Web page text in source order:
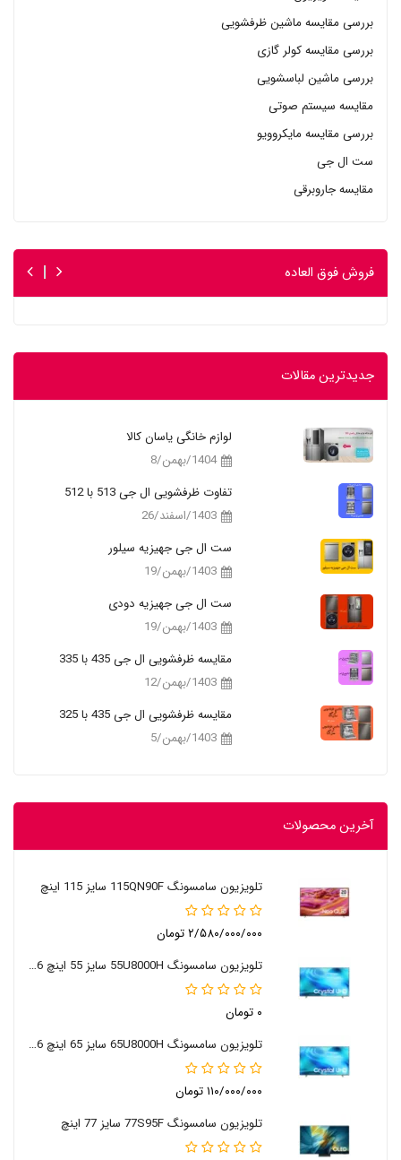
بررسی مقایسه ماشین ظرفشویی
بررسی مقایسه کولر گازی
بررسی ماشین لباسشویی
مقایسه سیستم صوتی
بررسی مقایسه مایکروویو
ست ال جی
مقایسه جاروبرقی
فروش فوق العاده
جدیدترین مقالات
لوازم خانگی یاسان کالا
1404/بهمن/8
تفاوت ظرفشویی ال جی 513 با 512
1403/اسفند/26
ست ال جی جهیزیه سیلور
1403/بهمن/19
ست ال جی جهیزیه دودی
1403/بهمن/19
مقایسه ظرفشویی ال جی 435 با 335
1403/بهمن/12
مقایسه ظرفشویی ال جی 435 با 325
1403/بهمن/5
آخرین محصولات
تلویزیون سامسونگ 115QN90F سایز 115 اینچ
۲/۵۸۰/۰۰۰/۰۰۰ تومان
تلویزیون سامسونگ 55U8000H سایز 55 اینچ 2026
۰ تومان
تلویزیون سامسونگ 65U8000H سایز 65 اینچ 2026
۱۱۰/۰۰۰/۰۰۰ تومان
تلویزیون سامسونگ 77S95F سایز 77 اینچ